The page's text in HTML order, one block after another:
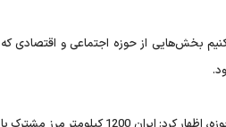
بخش‌هایی از حوزه اجتماعی و اقتصادی که